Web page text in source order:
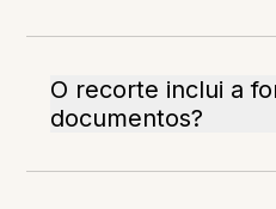
O recorte inclui a
documentos?